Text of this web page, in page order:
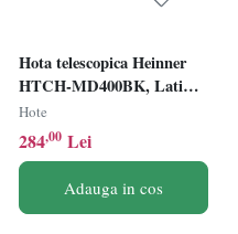
Hota telescopica Heinner
HTCH-MD400BK, Latime
60cm, Capacitate absorbtie
400m3/h, 2 trepte de viteza,
Negru
Hote
284,00 Lei
Adauga in cos